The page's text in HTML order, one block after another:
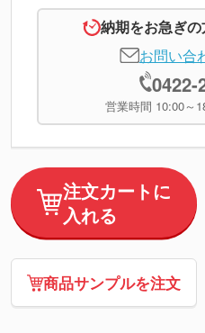
納期をお急ぎ
お問い合
0422-
営業時間 10:00～
注文カートに
入れる
商品サンプルを注文